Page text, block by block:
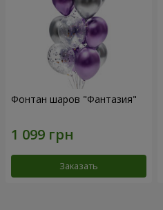
Фонтан шаров "Фантазия"
Заказать